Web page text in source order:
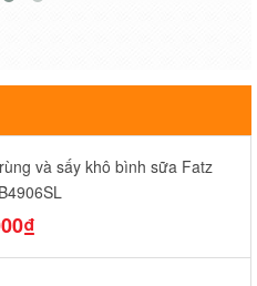
và sấy khô bình sữa Fatz